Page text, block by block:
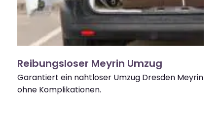
Reibungsloser Meyrin Umzug
Garantiert ein nahtloser Umzug Dresden Meyrin
ohne Komplikationen.